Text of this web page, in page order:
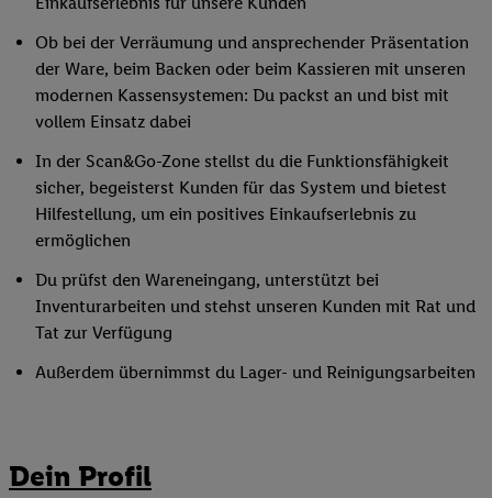
Ob bei der Verräumung und ansprechender Präsentation
der Ware, beim Backen oder beim Kassieren mit unseren
modernen Kassensystemen: Du packst an und bist mit
vollem Einsatz dabei
In der Scan&Go-Zone stellst du die Funktionsfähigkeit
sicher, begeisterst Kunden für das System und bietest
Hilfestellung, um ein positives Einkaufserlebnis zu
ermöglichen
Du prüfst den Wareneingang, unterstützt bei
Inventurarbeiten und stehst unseren Kunden mit Rat und
Tat zur Verfügung
Außerdem übernimmst du Lager- und Reinigungsarbeiten
Dein Profil